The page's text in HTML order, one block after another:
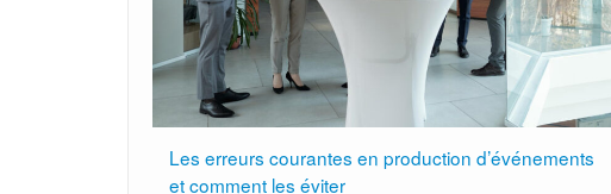
Les erreurs courantes en production d’événements
et comment les éviter